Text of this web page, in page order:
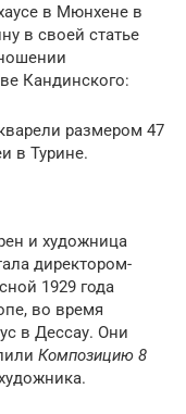
в Мюнхене в
в своей статье
Кандинского:
размером 47
в Турине.
и художница
директором-
1929 года
во время
в Дессау. Они
Композицию 8